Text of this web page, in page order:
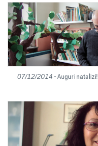
07/12/2014- Auguri natalizi!